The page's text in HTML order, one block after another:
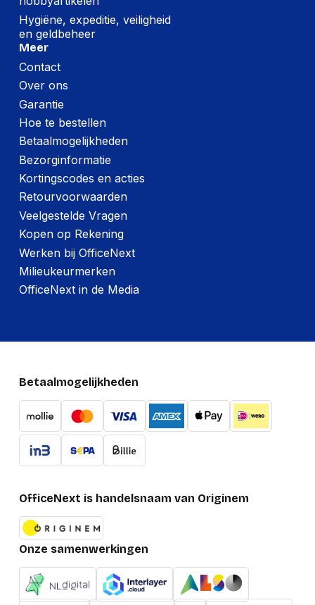
Hygiëne, expeditie, veiligheid
en geldbeheer
Meer
Contact
Over ons
Garantie
Hoe te bestellen
Betaalmogelijkheden
Bezorginformatie
Kortingscodes en acties
Retourvoorwaarden
Veelgestelde Vragen
Kopen op Rekening
Werken bij OfficeNext
Milieukeurmerken
OfficeNext in de Media
Betaalmogelijkheden
OfficeNext is handelsnaam van Originem
Onze samenwerkingen